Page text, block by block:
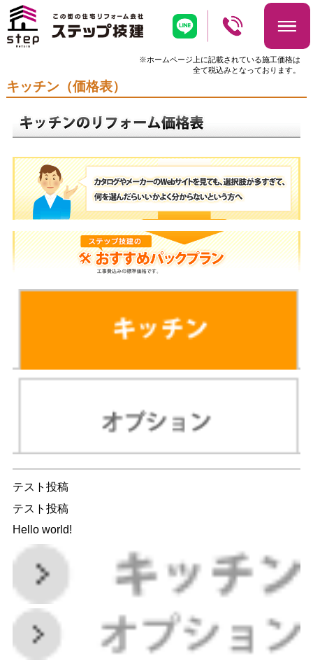
※ホームページ上に記載されている施工価格は
全て税込みとなっております。
キッチン（価格表）
テスト投稿
テスト投稿
Hello world!